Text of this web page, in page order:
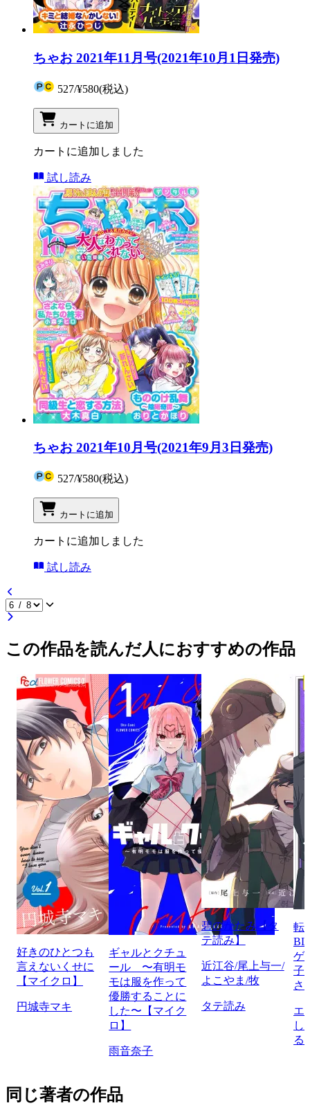
ちゃお 2021年11月号(2021年10月1日発売)
527/¥580(税込)
カートに追加
カートに追加しました
試し読み
ちゃお 2021年10月号(2021年9月3日発売)
527/¥580(税込)
カートに追加
カートに追加しました
試し読み
この作品を読んだ人におすすめの作品
好きのひとつも
言えないくせに
【マイクロ】
円城寺マキ
ギャルとクチュ
ール 〜有明モ
モは服を作って
優勝することに
した〜【マイク
ロ】
雨音奈子
碧のかたみ【タ
テ読み】
近江谷/尾上与一/
よこやま/牧
タテ読み
転
BL
ゲ
子
さ
エ
し
る
同じ著者の作品